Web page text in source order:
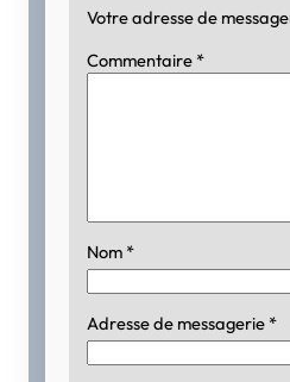
Votre adresse de
Commentaire *
Nom *
Adresse de messagerie *